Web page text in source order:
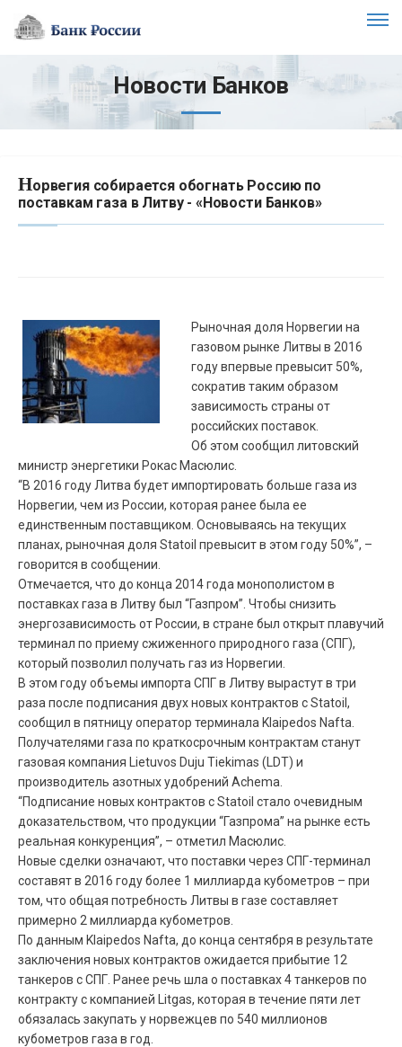
Новости Банков
Норвегия собирается обогнать Россию по
поставкам газа в Литву - «Новости Банков»
Рыночная доля Норвегии на
газовом рынке Литвы в 2016
году впервые превысит 50%,
сократив таким образом
зависимость страны от
российских поставок.
Об этом сообщил литовский
министр энергетики Рокас Масюлис.
“В 2016 году Литва будет импортировать больше газа из
Норвегии, чем из России, которая ранее была ее
единственным поставщиком. Основываясь на текущих
планах, рыночная доля Statoil превысит в этом году 50%”, –
говорится в сообщении.
Отмечается, что до конца 2014 года монополистом в
поставках газа в Литву был “Газпром”. Чтобы снизить
энергозависимость от России, в стране был открыт плавучий
терминал по приему сжиженного природного газа (СПГ),
который позволил получать газ из Норвегии.
В этом году объемы импорта СПГв Литву вырастут в три
раза после подписания двух новых контрактов с Statoil,
сообщил в пятницу оператор терминала Klaipedos Nafta.
Получателями газа по краткосрочным контрактам станут
газовая компания Lietuvos Duju Tiekimas ( LDT) и
производитель азотных удобрений Achema.
“Подписание новых контрактов с Statoil стало очевидным
доказательством, что продукции “Газпрома” на рынке есть
реальная конкуренция”, – отметил Масюлис.
Новые сделки означают, что поставки через СПГ-терминал
составят в 2016 году более 1 миллиарда кубометров – при
том, что общая потребность Литвы в газе составляет
примерно 2 миллиарда кубометров.
По данным Klaipedos Nafta, до конца сентября в результате
заключения новых контрактов ожидается прибытие 12
танкеров сСПГ . Ранее речь шла о поставках 4 танкеров по
контракту с компанией Litgas, которая в течение пяти лет
обязалась закупать у норвежцев по 540 миллионов
кубометров газа в год.